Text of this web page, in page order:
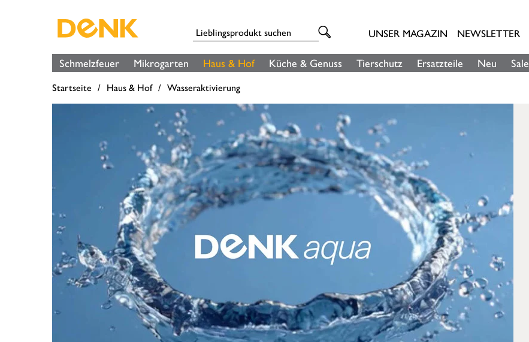
UNSER MAGAZIN NEWSLETTER
Schmelzfeuer Mikrogarten Haus & Hof Küche & Genuss Tierschutz Ersatzteile Neu Sale
Startseite Haus & Hof Wasseraktivierung